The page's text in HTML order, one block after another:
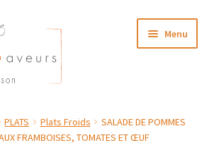
Menu
Week end
PLATS Plats Froids
SALADE DE POMMES
FRAMBOISES, TOMATES ET ŒUF